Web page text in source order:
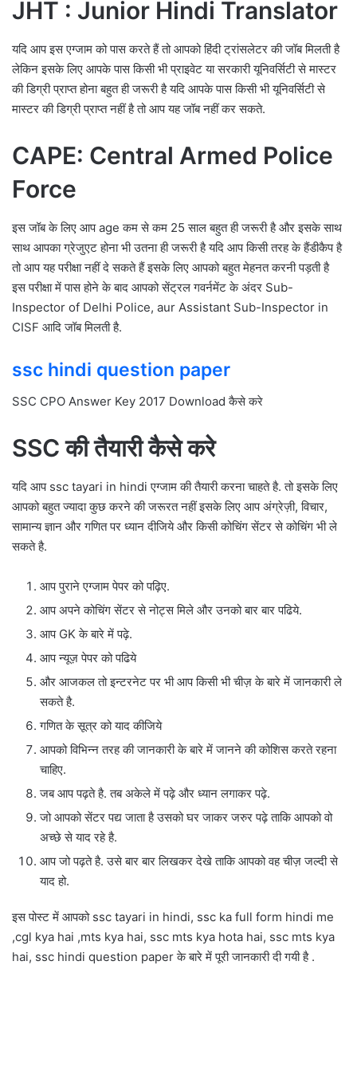
JHT : Junior Hindi Translator
यदि आप इस एग्जाम को पास करते हैं तो आपको हिंदी ट्रांसलेटर की जॉब मिलती है
लेकिन इसके लिए आपके पास किसी भी प्राइवेट या सरकारी यूनिवर्सिटी से मास्टर
की डिग्री प्राप्त होना बहुत ही जरूरी है यदि आपके पास किसी भी यूनिवर्सिटी से
मास्टर की डिग्री प्राप्त नहीं है तो आप यह जॉब नहीं कर सकते.
CAPE: Central Armed Police
Force
इस जॉब के लिए आप age कम से कम 25 साल बहुत ही जरूरी है और इसके साथ
साथ आपका ग्रेजुएट होना भी उतना ही जरूरी है यदि आप किसी तरह के हैंडीकैप है
तो आप यह परीक्षा नहीं दे सकते हैं इसके लिए आपको बहुत मेहनत करनी पड़ती है
इस परीक्षा में पास होने के बाद आपको सेंट्रल गवर्नमेंट के अंदर Sub-
Inspector of Delhi Police, aur Assistant Sub-Inspector in
CISF आदि जॉब मिलती है.
ssc hindi question paper
SSC CPO Answer Key 2017 Download कैसे करे
SSC की तैयारी कैसे करे
यदि आप ssc tayari in hindi एग्जाम की तैयारी करना चाहते है. तो इसके लिए
आपको बहुत ज्यादा कुछ करने की जरूरत नहीं इसके लिए आप अंग्रेज़ी, विचार,
सामान्य ज्ञान और गणित पर ध्यान दीजिये और किसी कोचिंग सेंटर से कोचिंग भी ले
सकते है.
आप पुराने एग्जाम पेपर को पढ़िए.
आप अपने कोचिंग सेंटर से नोट्स मिले और उनको बार बार पढिये.
आप GK के बारे में पढ़े.
आप न्यूज़ पेपर को पढिये
और आजकल तो इन्टरनेट पर भी आप किसी भी चीज़ के बारे में जानकारी ले
सकते है.
गणित के सूत्र को याद कीजिये
आपको विभिन्न तरह की जानकारी के बारे में जानने की कोशिस करते रहना
चाहिए.
जब आप पढ़ते है. तब अकेले में पढ़े और ध्यान लगाकर पढ़े.
जो आपको सेंटर पद्य जाता है उसको घर जाकर जरुर पढ़े ताकि आपको वो
अच्छे से याद रहे है.
आप जो पढ़ते है. उसे बार बार लिखकर देखे ताकि आपको वह चीज़ जल्दी से
याद हो.
इस पोस्ट में आपको ssc tayari in hindi, ssc ka full form hindi me
,cgl kya hai ,mts kya hai, ssc mts kya hota hai, ssc mts kya
hai, ssc hindi question paper के बारे में पूरी जानकारी दी गयी है .